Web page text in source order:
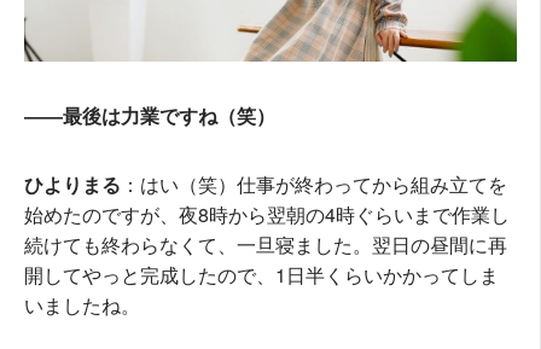
――最後は力業ですね（笑）
ひよりまる ：はい（笑）仕事が終わってから組み立てを
始めたのですが、夜8時から翌朝の4時ぐらいまで作業し
続けても終わらなくて、一旦寝ました。翌日の昼間に再
開してやっと完成したので、1日半くらいかかってしま
いましたね。